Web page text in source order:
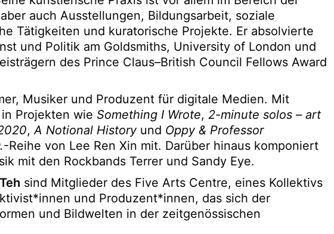
auch Ausstellungen, Bildungsarbeit, soziale
Tätigkeiten und kuratorische Projekte. Er absolvierte
und Politik am Goldsmiths, University of London und
des Prince Claus–British Council Fellows Award
Musiker und Produzent für digitale Medien. Mit
Projekten wie Something I Wrote, 2-minute solos – art
,A Notional Historyund Oppy & Professor
-Reihe von Lee Ren Xin mit. Darüber hinaus komponiert
mit den Rockbands Terrer und Sandy Eye.
sind Mitglieder des Five Arts Centre, eines Kollektivs
und Produzent*innen, das sich der
und Bildwelten in der zeitgenössischen